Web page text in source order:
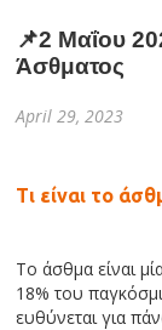
📌2 Μαΐου
Άσθματος
April 29, 2023
Τι είναι το
To άσθμα είναι
18% του
ευθύνεται για